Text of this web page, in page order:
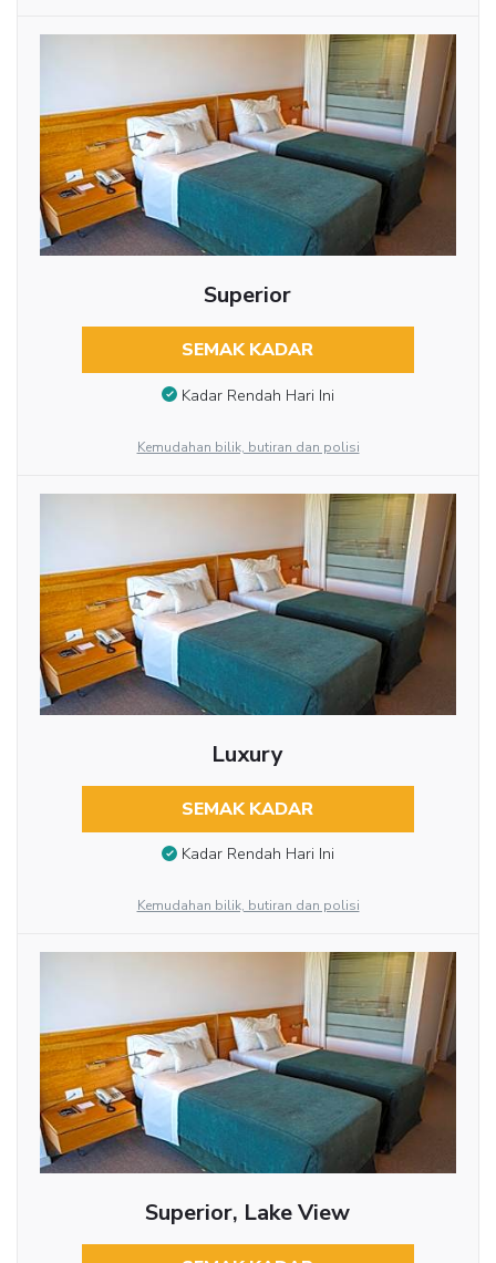
Superior
SEMAK KADAR
Kadar Rendah Hari Ini
Kemudahan bilik, butiran dan polisi
Luxury
SEMAK KADAR
Kadar Rendah Hari Ini
Kemudahan bilik, butiran dan polisi
Superior, Lake View